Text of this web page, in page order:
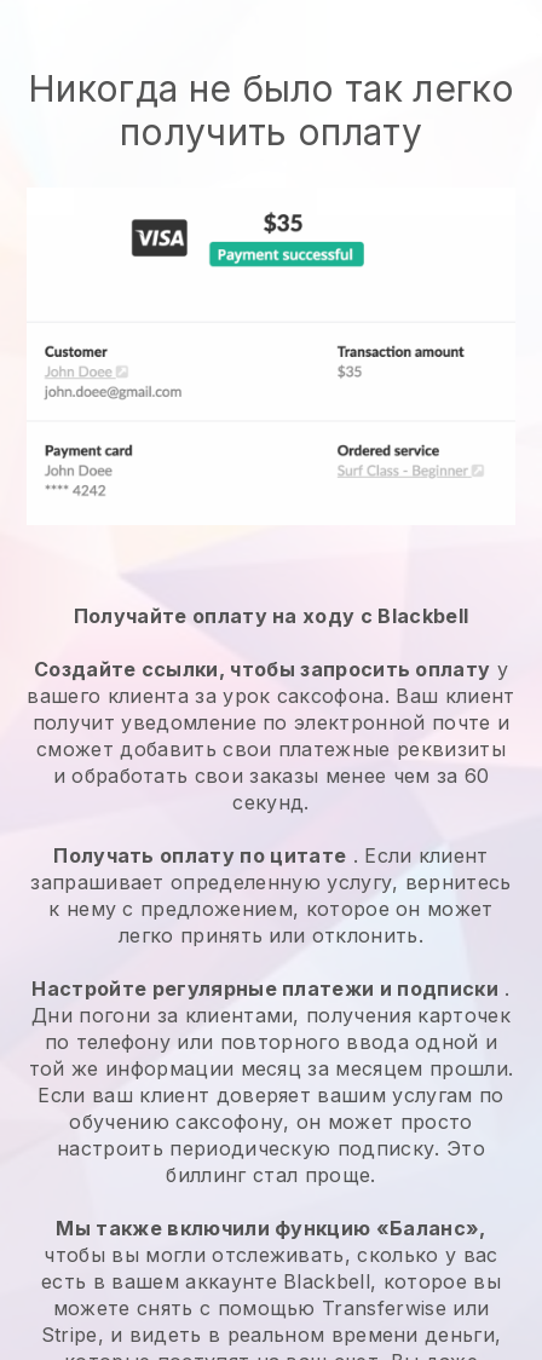
Никогда не было так легко
получить оплату
Получайте оплату на ходу с Blackbell
Создайте ссылки, чтобы запросить оплату у
вашего клиента за урок саксофона. Ваш клиент
получит уведомление по электронной почте и
сможет добавить свои платежные реквизиты
и обработать свои заказы менее чем за 60
секунд.
Получать оплату по цитате . Если клиент
запрашивает определенную услугу, вернитесь
к нему с предложением, которое он может
легко принять или отклонить.
Настройте регулярные платежи и подписки .
Дни погони за клиентами, получения карточек
по телефону или повторного ввода одной и
той же информации месяц за месяцем прошли.
Если ваш клиент доверяет вашим услугам по
обучению саксофону, он может просто
настроить периодическую подписку. Это
биллинг стал проще.
Мы также включили функцию «Баланс»,
чтобы вы могли отслеживать, сколько у вас
есть в вашем аккаунте Blackbell, которое вы
можете снять с помощью Transferwise или
Stripe, и видеть в реальном времени деньги,